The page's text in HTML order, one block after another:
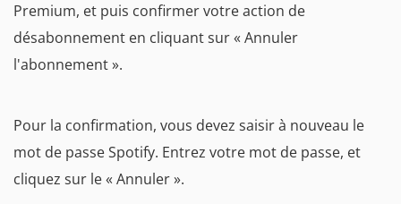
Premium, et puis confirmer votre action de
désabonnement en cliquant sur « Annuler
l'abonnement ».
Pour la confirmation, vous devez saisir à nouveau le
mot de passe Spotify. Entrez votre mot de passe, et
cliquez sur le « Annuler ».